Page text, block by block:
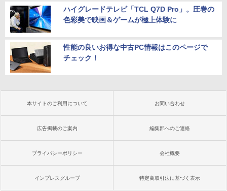
ハイグレードテレビ「TCL Q7D Pro」。圧巻の
色彩美で映画＆ゲームが極上体験に
性能の良いお得な中古PC情報はこのページで
チェック！
本サイトのご利用について お問い合わせ
広告掲載のご案内 編集部へのご連絡
プライバシーポリシー 会社概要
インプレスグループ 特定商取引法に基づく表示